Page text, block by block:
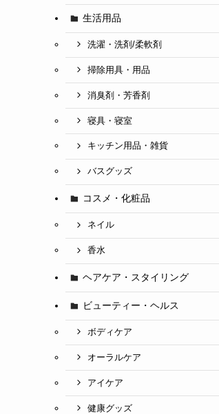
生活用品
洗濯・洗剤/柔軟剤
掃除用具・用品
消臭剤・芳香剤
寝具・寝室
キッチン用品・雑貨
バスグッズ
コスメ・化粧品
ネイル
香水
ヘアケア・スタイリング
ビューティー・ヘルス
ボディケア
オーラルケア
アイケア
健康グッズ